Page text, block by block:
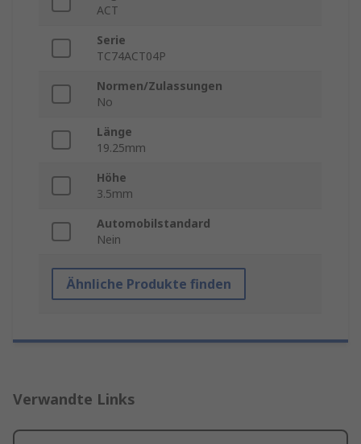
ACT
Serie
TC74ACT04P
Normen/Zulassungen
No
Länge
19.25mm
Höhe
3.5mm
Automobilstandard
Nein
Ähnliche Produkte finden
Verwandte Links